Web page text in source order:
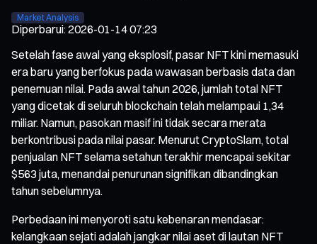
Market Analysis
Diperbarui:2026-01-14 07:23
Setelah fase awal yang eksplosif, pasar NFT kini memasuki
era baru yang berfokus pada wawasan berbasis data dan
penemuan nilai. Pada awal tahun 2026, jumlah total NFT
yang dicetak di seluruh blockchain telah melampaui 1,34
miliar. Namun, pasokan masif ini tidak secara merata
berkontribusi pada nilai pasar. Menurut CryptoSlam, total
penjualan NFT selama setahun terakhir mencapai sekitar
$563 juta, menandai penurunan signifikan dibandingkan
tahun sebelumnya.
Perbedaan ini menyoroti satu kebenaran mendasar:
kelangkaan sejati adalah jangkar nilai aset di lautan NFT